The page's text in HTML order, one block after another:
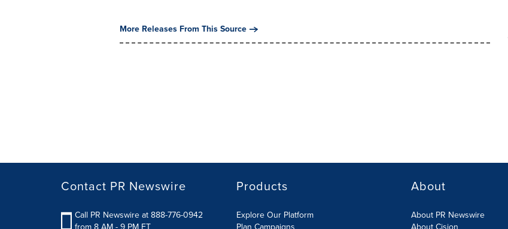
More Releases From This Source
Contact PR Newswire
Call PR Newswire at 888-776-0942
Products
Explore Our Platform
About
About PR Newswire